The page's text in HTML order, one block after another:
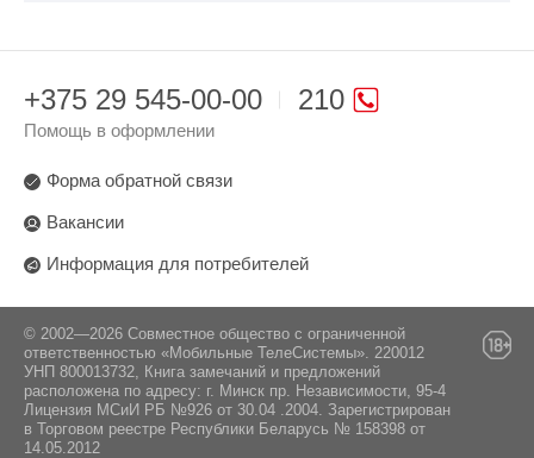
210
+375 29 545-00-00
Помощь в оформлении
Форма обратной связи
Вакансии
Информация для потребителей
© 2002—2026 Совместное общество с ограниченной
ответственностью «Мобильные ТелеСистемы». 220012
УНП 800013732, Книга замечаний и предложений
расположена по адресу: г. Минск пр. Независимости, 95-4
Лицензия МСиИ РБ №926 от 30.04 .2004. Зарегистрирован
в Торговом реестре Республики Беларусь № 158398 от
14.05.2012